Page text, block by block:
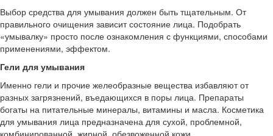
Выбор средства для умывания должен быть тщательным. От
правильного очищения зависит состояние лица. Подобрать
«умывалку» просто после ознакомления с функциями, способами
применениями, эффектом.
Гели для умывания
Именно гели и прочие желеобразные вещества избавляют от
разных загрязнений, въедающихся в поры лица. Препараты
богаты на питательные минералы, витамины и масла. Косметика
для умывания лица предназначена для сухой, проблемной,
комбинированной, жирной, обезвоженной кожи.